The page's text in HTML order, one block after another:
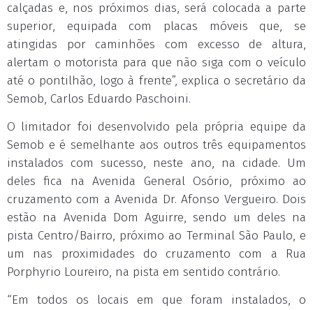
calçadas e, nos próximos dias, será colocada a parte
superior, equipada com placas móveis que, se
atingidas por caminhões com excesso de altura,
alertam o motorista para que não siga com o veículo
até o pontilhão, logo à frente”, explica o secretário da
Semob, Carlos Eduardo Paschoini.
O limitador foi desenvolvido pela própria equipe da
Semob e é semelhante aos outros três equipamentos
instalados com sucesso, neste ano, na cidade. Um
deles fica na Avenida General Osório, próximo ao
cruzamento com a Avenida Dr. Afonso Vergueiro. Dois
estão na Avenida Dom Aguirre, sendo um deles na
pista Centro/Bairro, próximo ao Terminal São Paulo, e
um nas proximidades do cruzamento com a Rua
Porphyrio Loureiro, na pista em sentido contrário.
“Em todos os locais em que foram instalados, o